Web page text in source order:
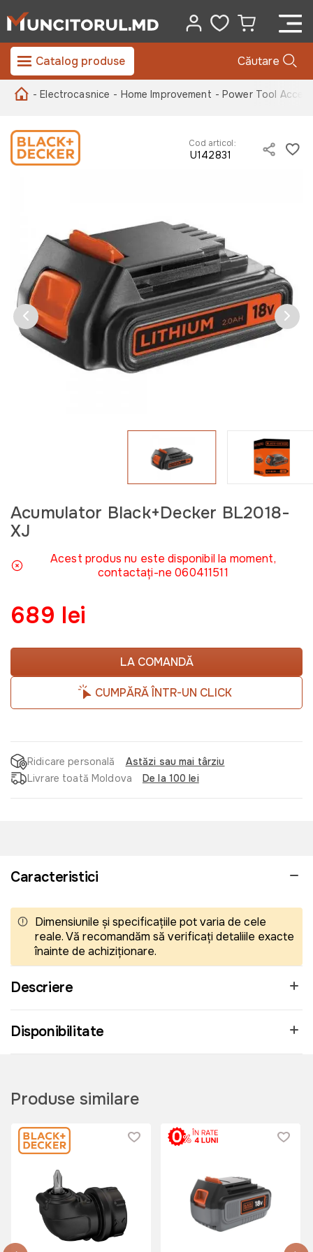
Catalog produse Căutare
- Electrocasnice - Home Improvement - Power Tool
Cod articol:
U142831
Acumulator Black+Decker BL2018-
XJ
Acest produs nu este disponibil la moment,
contactați-ne 060411511
689 lei
LA COMANDĂ
CUMPĂRĂ ÎNTR-UN CLICK
Ridicare personală
Astăzi sau mai târziu
Livrare toată Moldova
De la 100 lei
Caracteristici
Dimensiunile și specificațiile pot varia de cele
reale. Vă recomandăm să verificați detaliile exacte
înainte de achiziționare.
Descriere
Disponibilitate
Produse similare